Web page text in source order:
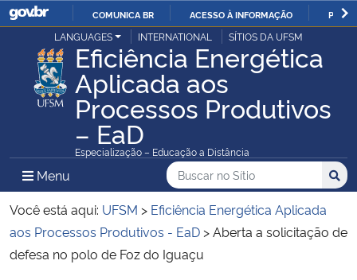
IR
PARA
O
CONTEÚDO
COMUNICA BR ACESSO À INFORMAÇÃO
Ministério da Justiça e Segurança Pública
Ministério da Defesa
Ministério das Relações Exteriores
LANGUAGES INTERNATIONAL SÍTIOS DA UFSM
Eficiência Energética
Aplicada aos
Processos Produtivos
– EaD
Especialização – Educação a Distância
Menu Menu Principal do Sítio
Busca
Buscar no no Sítio
Busca:
Você está aqui: UFSM > Eficiência Energética Aplicada
aos Processos Produtivos - EaD >Aberta a solicitação de
defesa no polo de Foz do Iguaçu